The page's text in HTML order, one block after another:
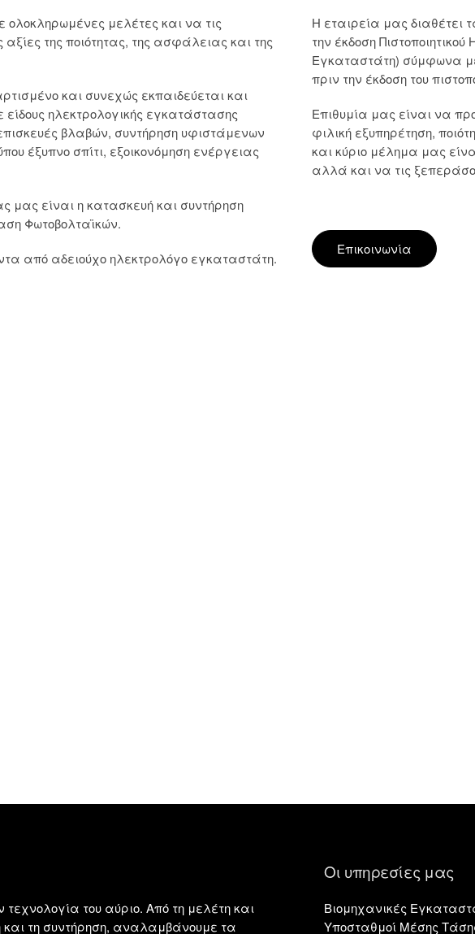
μελέτες και να τις
της ποιότητας, της ασφάλειας και της
και συνεχώς εκπαιδεύεται και
ηλεκτρολογικής εγκατάστασης
βλαβών, συντήρηση υφιστάμενων
έξυπνο σπίτι, εξοικονόμηση ενέργειας
μας είναι η κατασκευή και συντήρηση
Φωτοβολταϊκών.
από αδειούχο ηλεκτρολόγο εγκαταστάτη.
Η εταιρεία μας
την έκδοση
Εγκαταστάτη) σύμφωνα
πριν την έκδοση του
Επιθυμία μας είναι να
φιλική εξυπηρέτηση,
και κύριο μέλημα μας
αλλά και να τις
Επικοινωνία
του αύριο. Από τη μελέτη και
και τη συντήρηση, αναλαμβάνουμε τα
Οι υπηρεσίες μας
Βιομηχανικές
Υποσταθμοί Μέσης